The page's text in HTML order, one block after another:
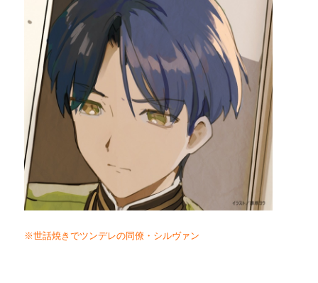
※世話焼きでツンデレの同僚・シルヴァン